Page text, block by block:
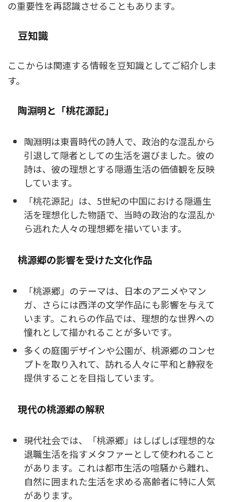
の重要性を再認識させることもあります。
豆知識
ここからは関連する情報を豆知識としてご紹介しま
す。
陶淵明と「桃花源記」
陶淵明は東晋時代の詩人で、政治的な混乱から
引退して隠者としての生活を選びました。彼の
詩は、彼の理想とする隠遁生活の価値観を反映
しています。
「桃花源記」は、5世紀の中国における隠遁生
活を理想化した物語で、当時の政治的な混乱か
ら逃れた人々の理想郷を描いています。
桃源郷の影響を受けた文化作品
「桃源郷」のテーマは、日本のアニメやマン
ガ、さらには西洋の文学作品にも影響を与えて
います。これらの作品では、理想的な世界への
憧れとして描かれることが多いです。
多くの庭園デザインや公園が、桃源郷のコンセ
プトを取り入れて、訪れる人々に平和と静寂を
提供することを目指しています。
現代の桃源郷の解釈
現代社会では、「桃源郷」はしばしば理想的な
退職生活を指すメタファーとして使われること
があります。これは都市生活の喧騒から離れ、
自然に囲まれた生活を求める高齢者に特に人気
があります。